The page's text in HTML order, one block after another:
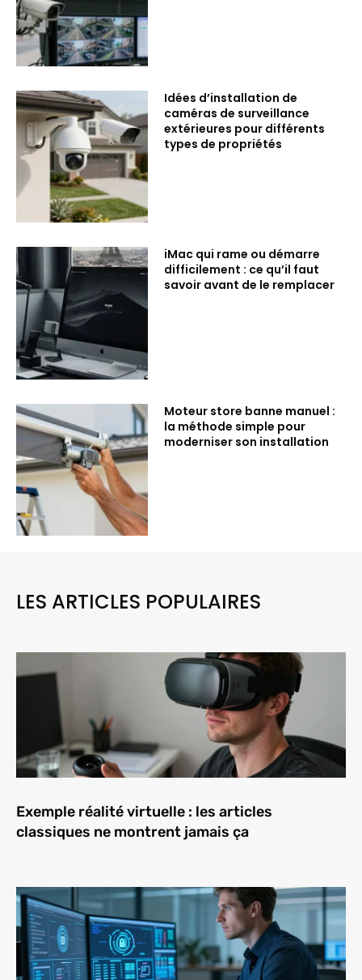
Idées d’installation de
caméras de surveillance
extérieures pour différents
types de propriétés
iMac qui rame ou démarre
difficilement : ce qu’il faut
savoir avant de le remplacer
Moteur store banne manuel :
la méthode simple pour
moderniser son installation
LES ARTICLES POPULAIRES
Exemple réalité virtuelle : les articles
classiques ne montrent jamais ça